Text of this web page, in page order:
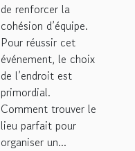
de renforcer la
cohésion d’équipe.
Pour réussir cet
événement, le choix
de l’endroit est
primordial.
Comment trouver le
lieu parfait pour
organiser un...